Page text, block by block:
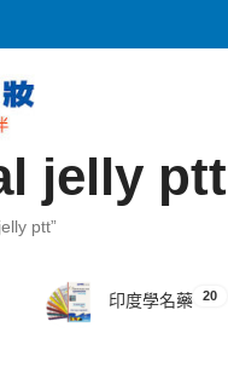
jelly ptt
ptt”
印度學名藥 20